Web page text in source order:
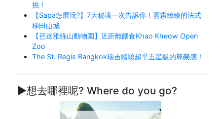
挑！
【Sapa怎麼玩?】7大秘境一次告訴你！雲霧繚繞的法式
梯田山城
【芭達雅綠山動物園】近距離餵食Khao Kheow Open
Zoo
The St. Regis Bangkok瑞吉體驗超乎五星級的尊榮感！
►想去哪裡呢? Where do you go?